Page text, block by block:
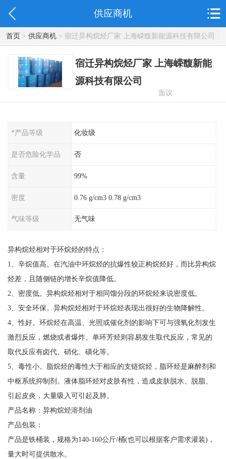
供应商机
首页> 供应商机> 宿迁异构烷烃厂家 上海嵘馥新能源科技有限公司
宿迁异构烷烃厂家 上海嵘馥新能
源科技有限公司
面议
*产品等级 化妆级
是否危险化学品 否
含量 99%
密度 0.76 g/cm3 0.78 g/cm3
气味等级 无气味
异构烷烃相对于环烷烃的特点：
1、辛烷值高。在汽油中环烷烃的抗爆性较正构烷烃好，而比异构烷
烃差，且随侧链的增长辛烷值降低。
2、密度低。异构烷烃相对于相同馏分段的环烷烃来说密度低。
3、安全环保。异构烷烃相对于环烷烃表现出很好的生物降解性。
4、性好。环烷烃在高温、光照或催化剂的影响下可与强氧化剂发生
激烈反应，燃烧或者爆炸。单环芳烃则容易发生取代反应，常见的
取代反应有卤代、硝化、磺化等。
5、毒性小。脂烷烃的毒性大于相应的支链烷烃，脂环烃是麻醉剂和
中枢系统抑制剂。液体脂环烃对皮肤有性，造成皮肤脱水、脱脂、
引起皮炎，大量吸入可引起及肺。
产品名称：异构烷烃溶剂油
产品包装：
产品是铁桶装，规格为140-160公斤/桶(也可以根据客户需求灌装)，
量大时可提供散水。